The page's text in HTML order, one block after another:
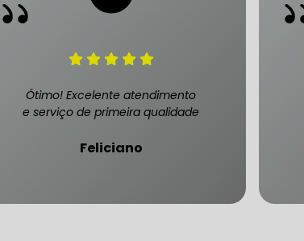
OFICINA MECÂNICA
MECÂNICO PARA
MECÂNICO PARA
OFICINA MECÂNICA
MECÂNICO PARA
Ótimo! Excelente atendimento
e serviço de primeira qualidade
Feliciano